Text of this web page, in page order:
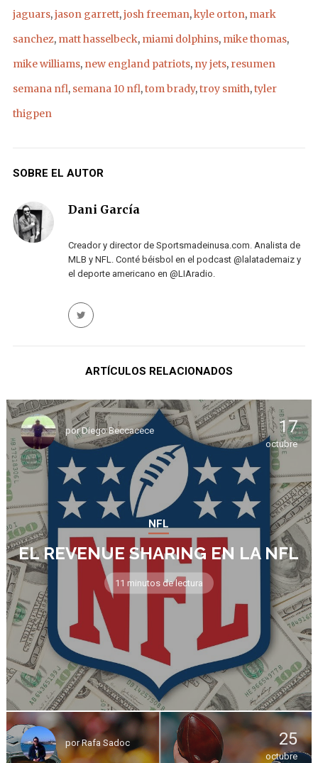
jaguars,jason garrett,josh freeman,kyle orton, mark
sanchez, matt hasselbeck, miami dolphins, mike thomas,
mike williams, new england patriots, ny jets, resumen
semana nfl, semana 10 nfl,tom brady,troy smith,tyler
thigpen
SOBRE EL AUTOR
Dani García
Creador y director de Sportsmadeinusa.com. Analista de
MLB y NFL. Conté béisbol en el podcast @lalatademaiz y
el deporte americano en @LIAradio.
ARTÍCULOS RELACIONADOS
porDiego Beccacece 17
octubre
NFL
EL REVENUE SHARING EN LA NFL
11 minutos de lectura
porRafa Sadoc 25
octubre